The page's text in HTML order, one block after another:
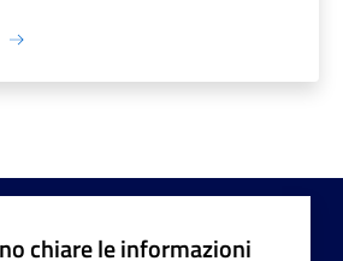
chiare le informazioni